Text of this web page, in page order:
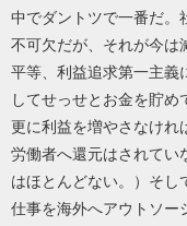
中でダントツで一番だ。
不可欠だが、それが今は
平等、利益追求第一主義
してせっせとお金を貯
更に利益を増やさなけれ
労働者へ還元はされてい
はほとんどない。）そし
仕事を海外へアウトソー